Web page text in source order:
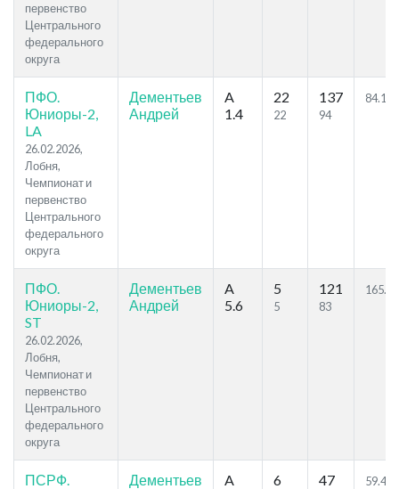
первенство
Центрального
федерального
округа
ПФО.
Юниоры-2,
LA
26.02.2026,
Лобня,
Чемпионат и
первенство
Центрального
федерального
округа
Дементьев
Андрей
A
1.4
22
22
137
94
84.11
ПФО.
Юниоры-2,
ST
26.02.2026,
Лобня,
Чемпионат и
первенство
Центрального
федерального
округа
Дементьев
Андрей
A
5.6
5
5
121
83
165.8
ПСРФ.
Дементьев
A
6 47 59.44